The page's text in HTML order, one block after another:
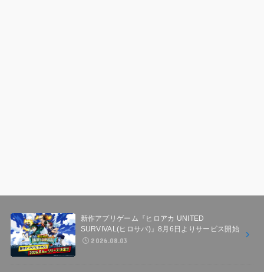
新作アプリゲーム『ヒロアカ UNITED
SURVIVAL(ヒロサバ)』8月6日よりサービス開始
2026.08.03